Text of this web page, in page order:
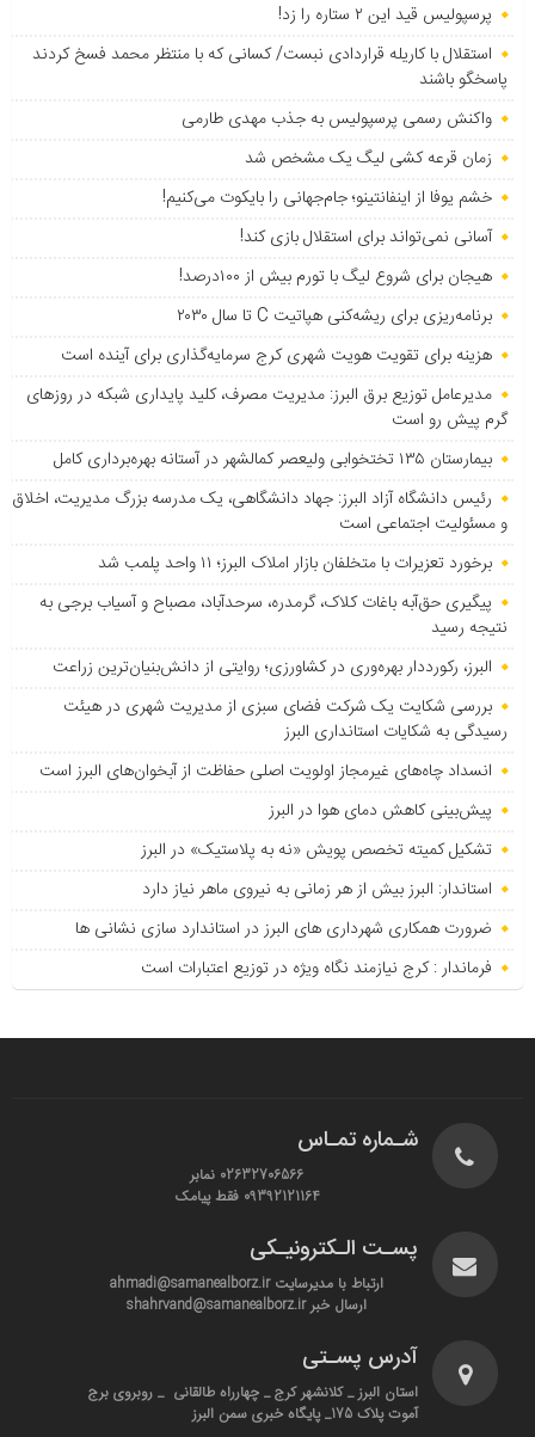
پرسپولیس قید این ۲ ستاره را زد!
استقلال با کاریله قراردادی نبست/ کسانی که با منتظر محمد فسخ کردند
پاسخگو باشند
واکنش رسمی پرسپولیس به جذب مهدی طارمی
زمان قرعه کشی لیگ یک مشخص شد
خشم یوفا از اینفانتینو؛ جام‌جهانی را بایکوت می‌کنیم!
آسانی نمی‌تواند برای استقلال بازی کند!
هیجان برای شروع لیگ با تورم بیش از ۱۰۰درصد!
برنامه‌ریزی برای ریشه‌کنی هپاتیت C تا سال ۲۰۳۰
هزینه برای تقویت هویت شهری کرج سرمایه‌گذاری برای آینده است
مدیرعامل توزیع برق البرز: مدیریت مصرف، کلید پایداری شبکه در روزهای
گرم پیش رو است
بیمارستان ۱۳۵ تختخوابی ولیعصر کمالشهر در آستانه بهره‌برداری کامل
رئیس دانشگاه آزاد البرز: جهاد دانشگاهی، یک مدرسه بزرگ مدیریت، اخلاق
و مسئولیت اجتماعی است
برخورد تعزیرات با متخلفان بازار املاک البرز؛ ۱۱ واحد پلمب شد
پیگیری حق‌آبه باغات کلاک، گرمدره، سرحدآباد، مصباح و آسیاب برجی به
نتیجه رسید
البرز، رکورددار بهره‌وری در کشاورزی؛ روایتی از دانش‌بنیان‌ترین زراعت
بررسی شکایت یک شرکت فضای سبزی از مدیریت شهری در هیئت
رسیدگی به شکایات استانداری البرز
انسداد چاه‌های غیرمجاز اولویت اصلی حفاظت از آبخوان‌های البرز است
پیش‌بینی کاهش دمای هوا در البرز
تشکیل کمیته تخصص پویش «نه به پلاستیک» در البرز
استاندار: البرز بیش از هر زمانی به نیروی ماهر نیاز دارد
ضرورت همکاری شهرداری های البرز در استاندارد سازی نشانی ها
فرماندار : کرج نیازمند نگاه ویژه در توزیع اعتبارات است
شـماره تمـاس
02632706566 نمابر
09392121164 فقط پیامک
پسـت الـکترونیـکی
ارتباط با مدیرسایت ahmadi@samanealborz.ir
ارسال خبر shahrvand@samanealborz.ir
آدرس پسـتی
استان البرز _ کلانشهر کرج _ چهارراه طالقانی _ روبروی برج
آموت پلاک 175_ پایگاه خبری سمن البرز